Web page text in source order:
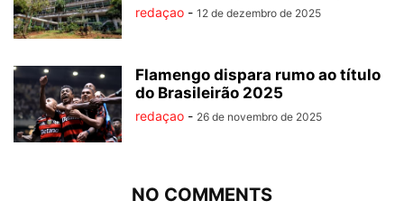
redaçao - 12 de dezembro de 2025
Flamengo dispara rumo ao título
do Brasileirão 2025
redaçao - 26 de novembro de 2025
NO COMMENTS